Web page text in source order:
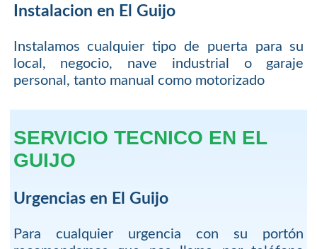
Instalacion en El Guijo
Instalamos cualquier tipo de puerta para su
local, negocio, nave industrial o garaje
personal, tanto manual como motorizado
SERVICIO TECNICO EN EL
GUIJO
Urgencias en El Guijo
Para cualquier urgencia con su portón